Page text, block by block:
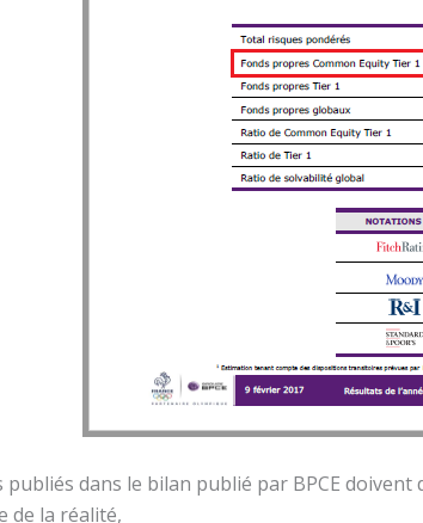
publiés dans le bilan publié par BPCE
de la réalité,